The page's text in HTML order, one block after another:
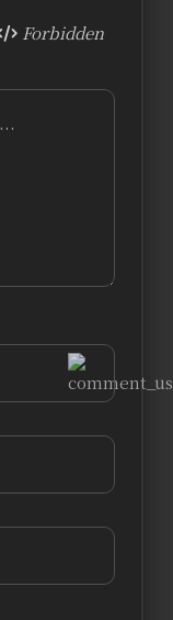
Forbidden
(=・ω・=)